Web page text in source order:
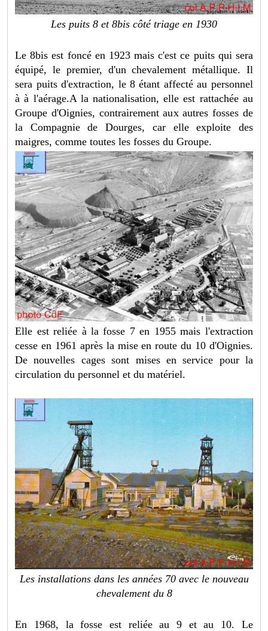
Les puits 8 et 8bis côté triage en 1930
Le 8bis est foncé en 1923 mais c'est ce puits qui sera
équipé, le premier, d'un chevalement métallique. Il
sera puits d'extraction, le 8 étant affecté au personnel
à à l'aérage.A la nationalisation, elle est rattachée au
Groupe d'Oignies, contrairement aux autres fosses de
la Compagnie de Dourges, car elle exploite des
maigres, comme toutes les fosses du Groupe.
Elle est reliée à la fosse 7 en 1955 mais l'extraction
cesse en 1961 après la mise en route du 10 d'Oignies.
De nouvelles cages sont mises en service pour la
circulation du personnel et du matériel.
Les installations dans les années 70 avec le nouveau
chevalement du 8
En 1968, la fosse est reliée au 9 et au 10. Le